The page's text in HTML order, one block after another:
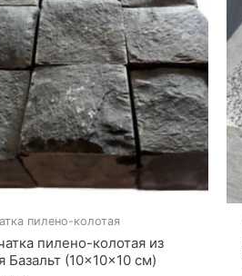
пилено-колотая
пилено-колотая из
Базальт (10×10×10 см)